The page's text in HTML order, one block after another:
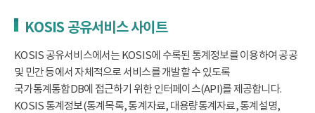
KOSIS 공유서비스 사이트
KOSIS 공유서비스에서는 KOSIS에 수록된 통계정보를 이용하여 공공
및 민간 등에서 자체적으로 서비스를 개발할 수 있도록
국가통계통합DB에 접근하기 위한 인터페이스(API)를 제공합니다.
KOSIS 통계정보(통계목록, 통계자료, 대용량통계자료, 통계설명,